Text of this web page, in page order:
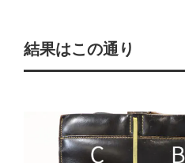
結果はこの通り